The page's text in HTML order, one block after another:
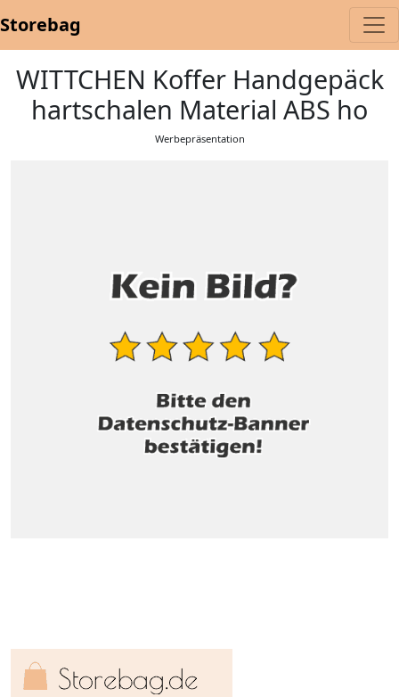
Storebag
WITTCHEN Koffer Handgepäck
hartschalen Material ABS ho
Werbepräsentation